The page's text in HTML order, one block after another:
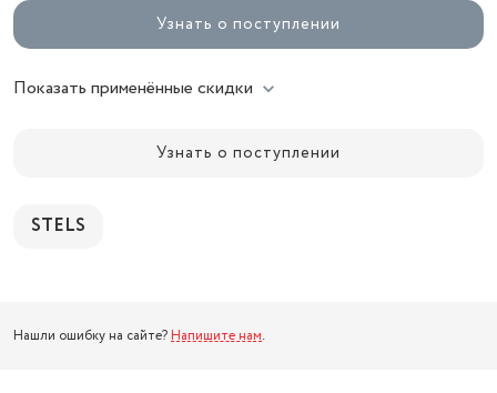
Узнать о поступлении
Показать применённые скидки
Узнать о поступлении
STELS
Нашли ошибку на сайте? Напишите нам.